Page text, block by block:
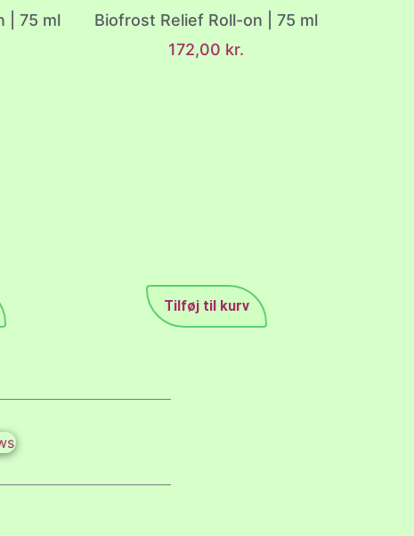
| 75 ml
Biofrost Relief Roll-on | 75 ml
172,00 kr.
Tilføj til kurv